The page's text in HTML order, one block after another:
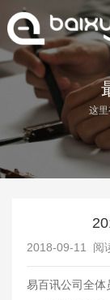
首页
网站制作
网站制作
网站制作
联系我们
这
2018-09-11 阅
易百讯公司全体